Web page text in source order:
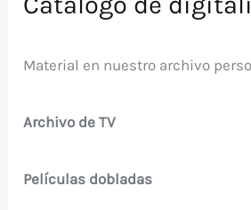
Material en nuestro archivo
Archivo de TV
Películas dobladas